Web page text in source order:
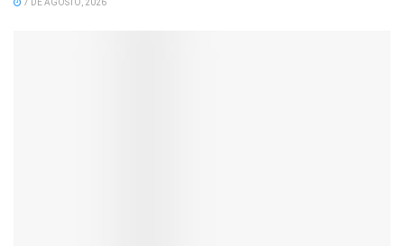
7 DE AGOSTO, 2026